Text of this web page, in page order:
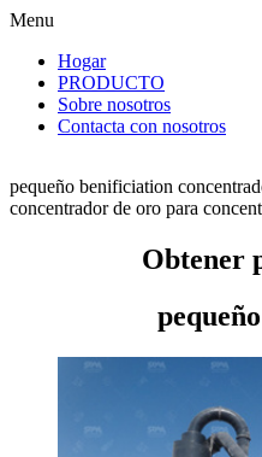
Menu
Hogar
PRODUCTO
Sobre nosotros
Contacta con nosotros
pequeño benificiation
concentrador de oro para
Obtener